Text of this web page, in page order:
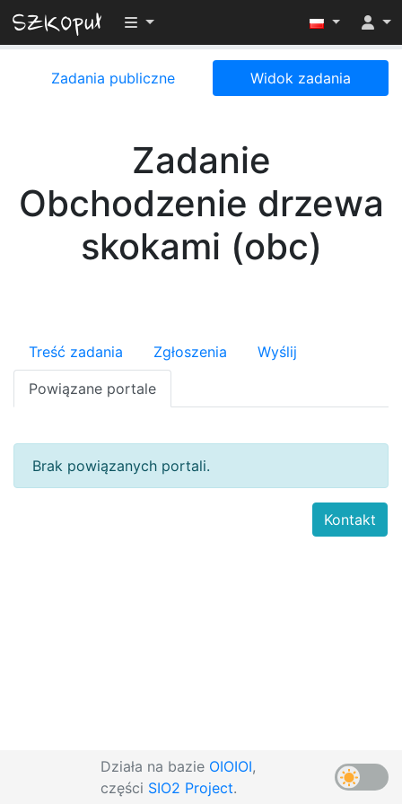
Przełącz widoczność menu
Zadania publiczne Widok zadania
Zadanie
Obchodzenie drzewa
skokami (obc)
Treść zadania Zgłoszenia Wyślij
Powiązane portale
Brak powiązanych portali.
Działa na bazie OIOIOI,
części SIO2 Project.
Kontakt